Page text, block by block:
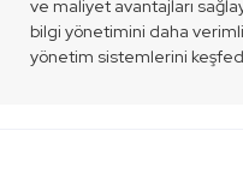
ve maliyet avantajları
bilgi yönetimini daha
yönetim sistemlerini